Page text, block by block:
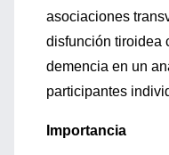
asociaciones
disfunción tiroidea
demencia en un
participantes
Importancia